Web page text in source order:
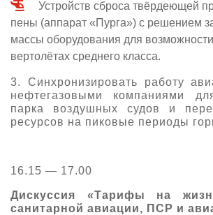
Устройств сброса твёрдеющей
пены (аппарат «Пурга») с решением
массы оборудования для
вертолётах среднего класса.
3. Синхронизировать работу
нефтегазовыми компаниями
парка воздушных судов и
ресурсов на пиковые периоды
16.15 — 17.00
Дискуссия «Тарифы на
санитарной авиации, ПСР и